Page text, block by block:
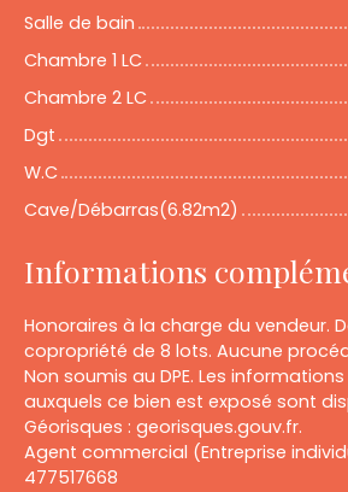
Salle de bain
Chambre 1 LC
Chambre 2 LC
Dgt
W.C
Cave/Débarras(6.82m2)
Informations
Honoraires à la charge du vendeur.
copropriété de 8 lots. Aucune
Non soumis au DPE. Les
auxquels ce bien est exposé sont
Géorisques : georisques.gouv.fr.
Agent commercial (Entreprise
477517668